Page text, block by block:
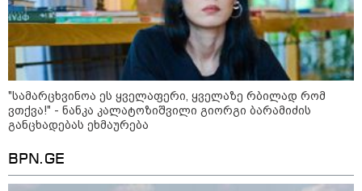
14:13 / 04-08-2026
მორიგი თავდასხმა რუსეთში,
ნავთობგადამამუშავებელ
ქარხანაზე - რა დეტალებია
ცნობილი
კატეგორიის ყველა სიახლე
"სა­მარ­ცხვი­ნოა ეს ყვე­ლა­ფე­რი, ყვე­ლა­ზე რბი­ლად რომ
ვთქვა!" - ნანკა კალატოზიშვილი გიორგი ბარამიძის
განცხადებას ეხმაურება
BPN.GE